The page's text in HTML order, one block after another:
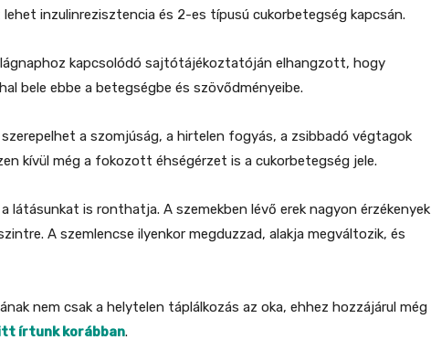
inzulinrezisztencia és 2-es típusú cukorbetegség kapcsán.
kapcsolódó sajtótájékoztatóján elhangzott, hogy
bele ebbe a betegségbe és szövődményeibe.
a szomjúság, a hirtelen fogyás, a zsibbadó végtagok
kívül még a fokozott éhségérzet is a cukorbetegség jele.
látásunkat is ronthatja. A szemekben lévő erek nagyon érzékenyek
A szemlencse ilyenkor megduzzad, alakja megváltozik, és
nem csak a helytelen táplálkozás az oka, ehhez hozzájárul még
írtunk korábban.